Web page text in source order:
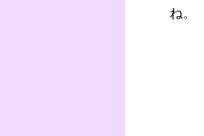
ね。